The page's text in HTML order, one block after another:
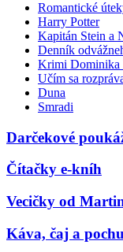
Romantické
Harry Potter
Kapitán Stein a
Denník
Krimi Dominika
Učím sa
Duna
Smradi
Darčekové
Čítačky e-kníh
Vecičky od
Káva, čaj a